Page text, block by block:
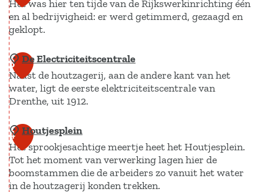
o
u
r
i
s
t
I
n
f
o
V
e
Het was hier ten tijde van de Rijkswerkinrichting één
en al bedrijvigheid: er werd getimmerd, gezaagd en
geklopt.
A
m
b
a
c
h
t
s
3 De Electriciteitscentrale
Naast de houtzagerij, aan de andere kant van het
water, ligt de eerste elektriciteitscentrale van
Drenthe, uit 1912.
D
e
E
l
4 Houtjesplein
Het sprookjesachtige meertje heet het Houtjesplein.
Tot het moment van verwerking lagen hier de
boomstammen die de arbeiders zo vanuit het water
in de houtzagerij konden trekken.